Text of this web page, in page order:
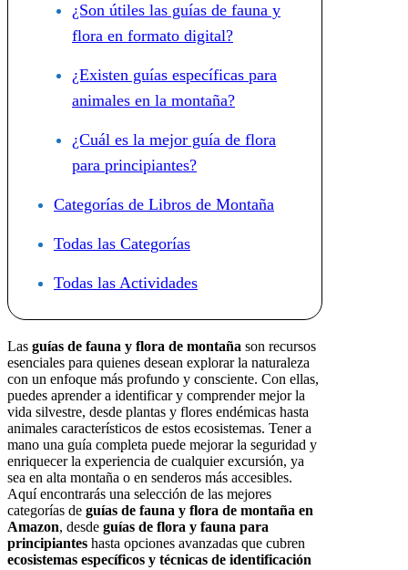
¿Son útiles las guías de fauna y
flora en formato digital?
¿Existen guías específicas para
animales en la montaña?
¿Cuál es la mejor guía de flora
para principiantes?
Categorías de Libros de Montaña
Todas las Categorías
Todas las Actividades
Las guías de fauna y flora de montaña son recursos
esenciales para quienes desean explorar la naturaleza
con un enfoque más profundo y consciente. Con ellas,
puedes aprender a identificar y comprender mejor la
vida silvestre, desde plantas y flores endémicas hasta
animales característicos de estos ecosistemas. Tener a
mano una guía completa puede mejorar la seguridad y
enriquecer la experiencia de cualquier excursión, ya
sea en alta montaña o en senderos más accesibles.
Aquí encontrarás una selección de las mejores
categorías de guías de fauna y flora de montaña en
Amazon, desde guías de flora y fauna para
principiantes hasta opciones avanzadas que cubren
ecosistemas específicos y técnicas de identificación